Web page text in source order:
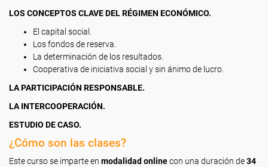
LOS CONCEPTOS CLAVE DEL RÉGIMEN ECONÓMICO.
El capital social.
Los fondos de reserva.
La determinación de los resultados.
Cooperativa de iniciativa social y sin ánimo de lucro.
LA PARTICIPACIÓN RESPONSABLE.
LA INTERCOOPERACIÓN.
ESTUDIO DE CASO.
¿Cómo son las clases?
Este curso se imparte en modalidad onlinecon una duración de34